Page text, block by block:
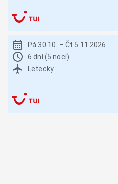
Pá 30.10. – Čt 5.11.2026
6 dní (5 nocí)
Letecky